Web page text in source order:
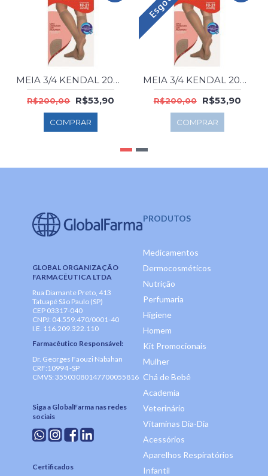
MEIA 3/4 KENDAL 20M FEM 1671 MEL P
R$200,00 R$53,90
COMPRAR
MEIA 3/4 KENDAL 20M FEM 1672 MEL M
R$200,00 R$53,90
COMPRAR
GLOBAL ORGANIZAÇÃO
FARMACÊUTICA LTDA
Rua Diamante Preto, 413
Tatuapé São Paulo (SP)
CEP 03317-040
CNPJ: 04.559.470/0001-40
I.E. 116.209.322.110
Farmacêutico Responsável:
Dr. Georges Faouzi Nabahan
CRF:10994 -SP
CMVS: 35503080147700055816
Siga a GlobalFarma nas redes
sociais
Certificados
PRODUTOS
Medicamentos
Dermocosméticos
Nutrição
Perfumaria
Higiene
Homem
Kit Promocionais
Mulher
Chá de Bebê
Academia
Veterinário
Vitaminas Dia-Dia
Acessórios
Aparelhos Respiratórios
Infantil